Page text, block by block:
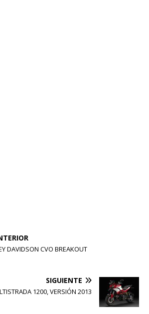
DAVIDSON CVO BREAKOUT
SIGUIENTE
1200, VERSIÓN 2013